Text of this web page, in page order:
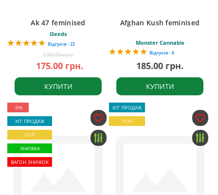
Ak 47 feminised
iSeeds
Відгуків - 22
190.00 грн.
175.00 грн.
КУПИТИ
Afghan Kush feminised
Monster Cannabis
Відгуків - 6
185.00 грн.
КУПИТИ
-9%
ХІТ ПРОДАЖ
ТОП
ЗНИЖКА
ВАГОН ЗНИЖОК
ХІТ ПРОДАЖ
ТОП